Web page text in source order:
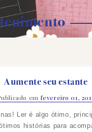
Aumente seu estante
em fevereiro 01,
Ler é algo ótimo,
histórias para